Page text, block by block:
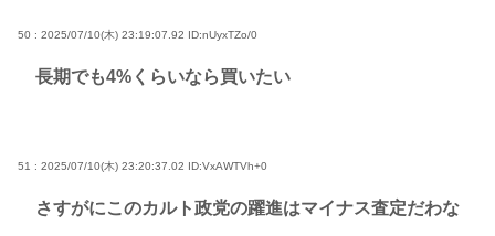
50 : 2025/07/10(木) 23:19:07.92 ID:nUyxTZo/0
長期でも4%くらいなら買いたい
51 : 2025/07/10(木) 23:20:37.02 ID:VxAWTVh+0
さすがにこのカルト政党の躍進はマイナス査定だわな